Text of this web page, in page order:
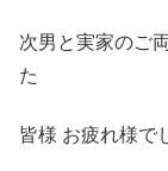
次男と実家のご
た
皆様 お疲れ様で